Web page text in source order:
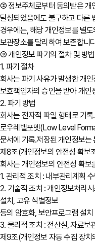
② 정보주체로부터 동의받은 개
달성되었음에도 불구하고 다른
경우에는, 해당 개인정보를 별
보관장소를 달리하여 보존합니
③ 개인정보 파기의 절차 및 방
1. 파기 절차
회사는 파기 사유가 발생한 개
보호책임자의 승인을 받아 개인
2. 파기 방법
회사는 전자적 파일 형태로 기
로우레밸포멧(Low Level
문서에 기록․저장된 개인정보
제8조(개인정보의 안전성 확보
회사는 개인정보의 안전성 확보
1. 관리적 조치 : 내부관리계획
2. 기술적 조치 : 개인정보처리
설치, 고유 식별정보
등의 암호화, 보안프로그램 설치
3. 물리적 조치 : 전산실, 자료보
제9조(개인정보 자동 수집 장치